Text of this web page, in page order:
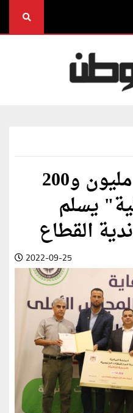
لـ 40 نادياً بقيمة مليون و200
يسلم
القطاع
2022-09-25